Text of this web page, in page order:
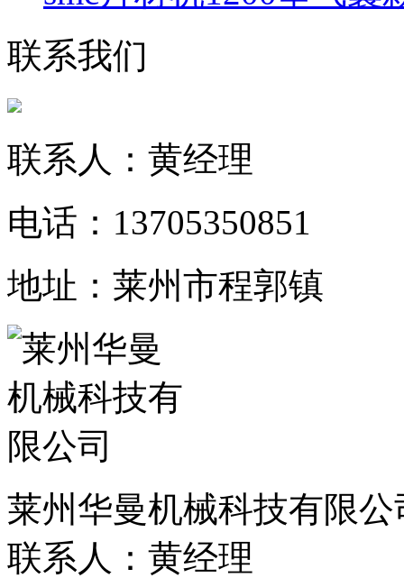
联系我们
联系人：黄经理
电话：13705350851
地址：莱州市程郭镇
莱州华曼机械科技有限
联系人：黄经理